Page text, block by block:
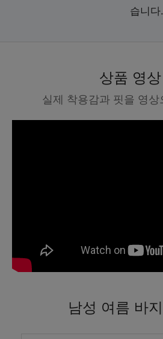
습니다.
상품 영상
실제 착용감과 핏을 영
남성 여름 바